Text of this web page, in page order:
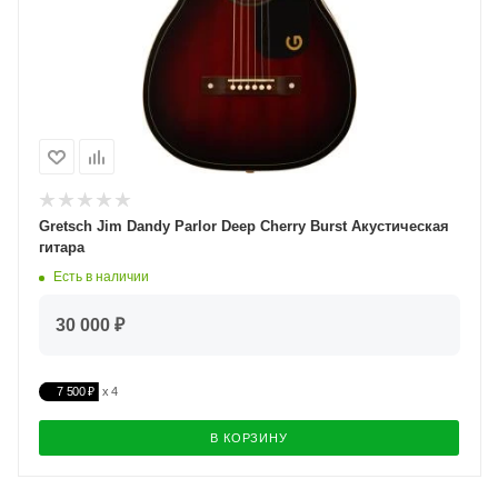
Gretsch Jim Dandy Parlor Deep Cherry Burst Акустическая
гитара
Есть в наличии
30 000 ₽
7 500 ₽
В КОРЗИНУ